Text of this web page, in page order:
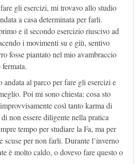
gli esercizi, mi trovavo allo studio
a casa determinata per farli.
e il secondo esercizio riuscivo ad
i movimenti su e giù, sentivo
fosse piantato nel mio avambraccio
andata al parco per fare gli esercizi e
Poi mi sono chiesta: cosa sto
così tanto karma di
non essere diligente nella pratica
tempo per studiare la Fa, ma per
scuse per non farli. Durante l’inverno
è molto caldo, o dovevo fare questo o